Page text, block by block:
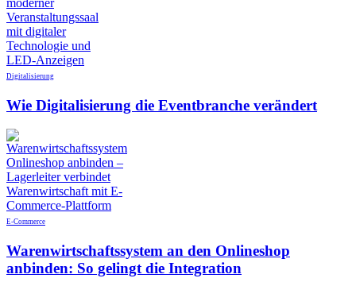
Digitalisierung
Wie Digitalisierung die Eventbranche verändert
E-Commerce
Warenwirtschaftssystem an den Onlineshop
anbinden: So gelingt die Integration